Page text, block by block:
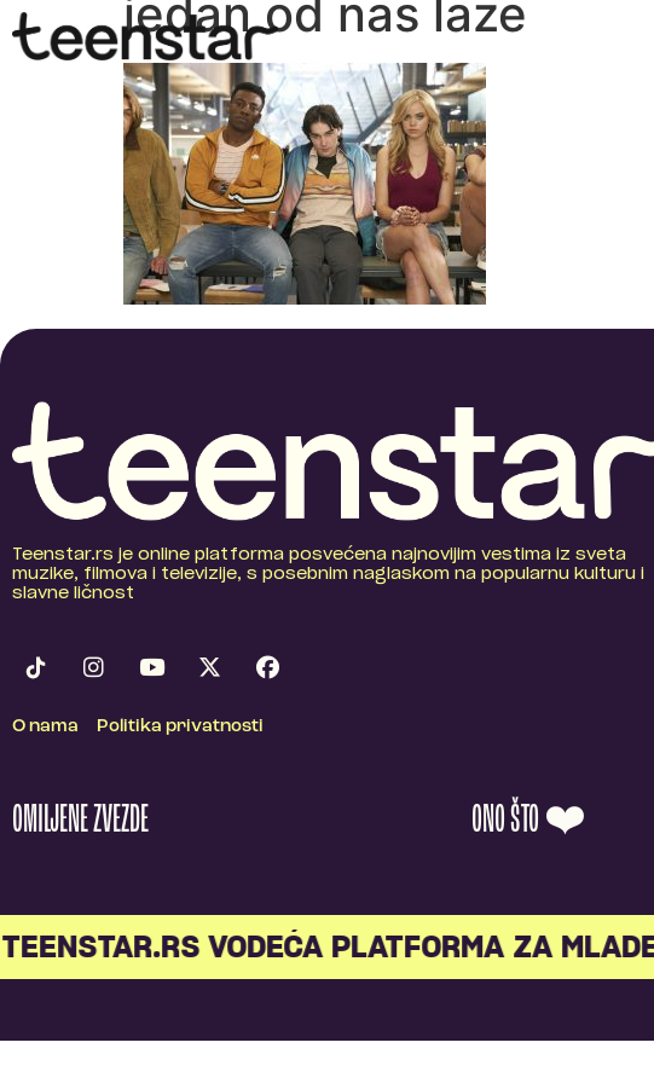
jedan od nas laze
Teenstar.rs je online platforma posvećena najnovijim vestima iz sveta
muzike, filmova i televizije, s posebnim naglaskom na popularnu kulturu i
slavne ličnost
O nama Politika privatnosti
OMILJENE ZVEZDE ONO ŠTO ❤️
VODEĆA PLATFORMA ZA MLADE